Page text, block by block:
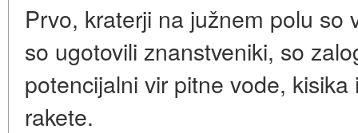
Prvo, kraterji na južnem polu so
so ugotovili znanstveniki, so
potencijalni vir pitne vode,
rakete.